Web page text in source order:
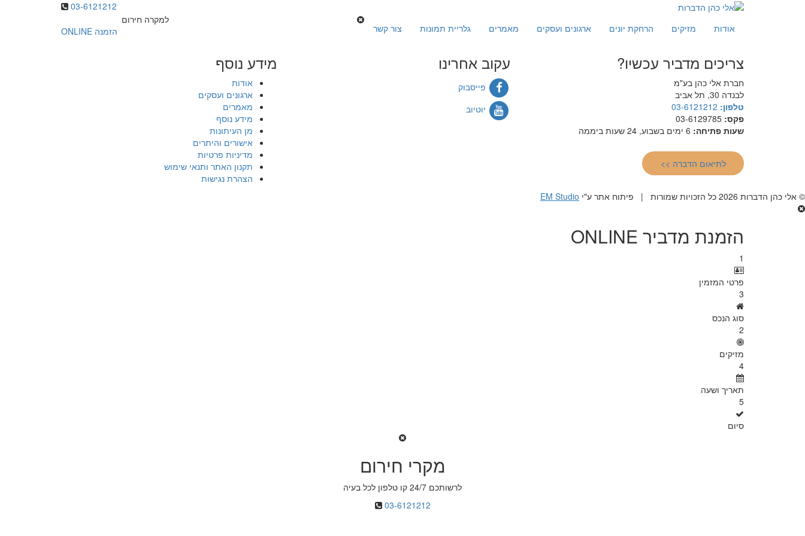
03-6121212
אודות
מזיקים הרחקת יונים ארגונים ועסקים מאמרים גלריית תמונות צור קשר
למקרה חירום
הזמנה ONLINE
צריכים מדביר עכשיו?
חברת אלי כהן בע"מ
לבנדה 30, תל אביב
טלפון:
פקס:
שעות פתיחה:
לתיאום הדברה >>
עקוב אחרינו
פייסבוק
יוטיוב
מידע נוסף
אודות
ארגונים ועסקים
מאמרים
מידע נוסף
מן העיתונות
אישורים והיתרים
מדיניות פרטיות
תקנון האתר ותנאי שימוש
הצהרת נגישות
© אלי כהן הדברות 2026 כל הזכויות שמורות | פיתוח אתר ע"י
EM Studio
הזמנת מדביר ONLINE
1
פרטי המזמין
3
סוג הנכס
2
מזיקים
4
תאריך ושעה
5
סיום
מקרי חירום
לרשותכם 24/7 קו טלפון לכל בעיה
03-6121212